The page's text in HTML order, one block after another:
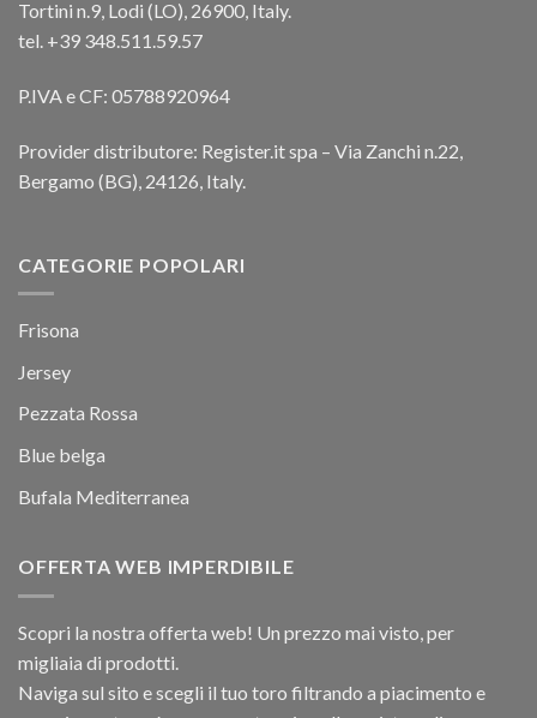
Tortini n.9, Lodi (LO), 26900, Italy.
tel. +39 348.511.59.57
P.IVA e CF: 05788920964
Provider distributore: Register.it spa – Via Zanchi n.22,
Bergamo (BG), 24126, Italy.
CATEGORIE POPOLARI
Frisona
Jersey
Pezzata Rossa
Blue belga
Bufala Mediterranea
OFFERTA WEB IMPERDIBILE
Scopri la nostra offerta web! Un prezzo mai visto, per
migliaia di prodotti.
Naviga sul sito e scegli il tuo toro filtrando a piacimento e